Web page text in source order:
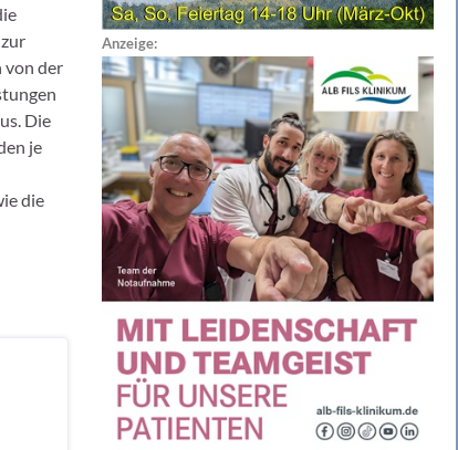
von der
Die
je
die
Anzeige: